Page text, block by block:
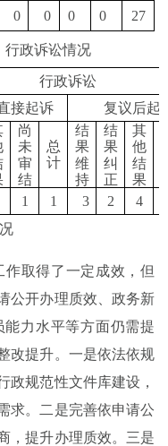
0 0 0 0 27
行政诉讼情况
行政诉讼
接起诉
复议后起
尚
未
审
结
总
计
结
果
维
持
结
果
纠
正
其
他
结
果
1 1 3 2 4
取得了一定成效，但
公开办理质效、政务新
能力水平等方面仍需提
改提升。一是依法依规
政规范性文件库建设，
求。二是完善依申请公
，提升办理质效。三是